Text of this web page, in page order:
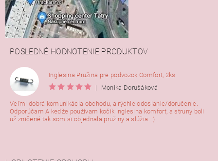
POSLEDNÉ HODNOTENIE PRODUKTOV
Inglesina Pružina pre podvozok Comfort, 2ks
|
Monika Dorušáková
Veľmi dobrá komunikácia obchodu, a rýchle odoslanie/doručenie.
Odporúčam A keďže používam kočík inglesina komfort, a struny boli
už zničené tak som si objednala pružiny a slúžia. :)